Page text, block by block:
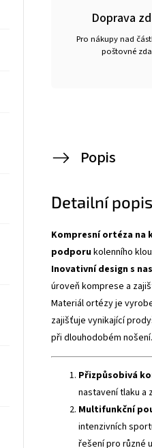
Doprava
Pro nákupy nad
poštovné
Popis
Detailní
Kompresní ortéza na
podporukolenního
Inovativní design s
úroveň komprese a
Materiál ortézy je
zajišťuje vynikající
při dlouhodobém nošení.
Přizpůsobivá
nastavení tlaku a
Multifunkční
intenzivních
řešení pro různé